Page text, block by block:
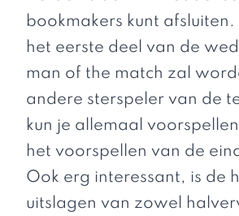
bookmakers kunt
het eerste deel van de
man of the match zal
andere sterspeler van de
kun je allemaal
het voorspellen van de
Ook erg interessant, is de
uitslagen van zowel